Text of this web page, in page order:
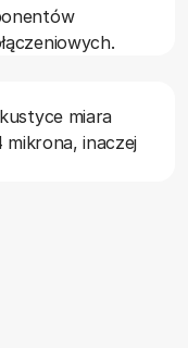
miara
mikrona, inaczej